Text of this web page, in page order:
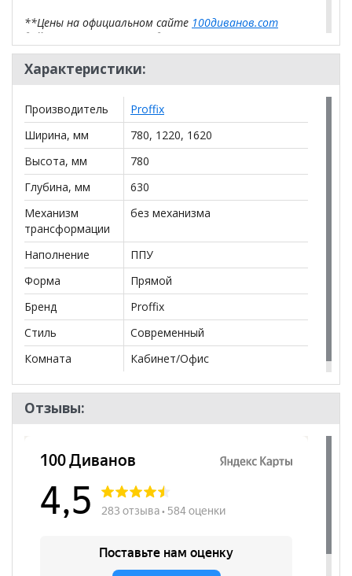
**Цены на официальном сайте 100диванов.com
действительны только для интернет-магазина
могут отличаться от цен в розничных магазинах-
салонах сети!
Характеристики:
Производитель
Proffix
Ширина, мм
780, 1220, 1620
Высота, мм
780
Глубина, мм
630
Механизм
трансформации
без механизма
Наполнение
ППУ
Форма
Прямой
Бренд
Proffix
Стиль
Современный
Комната
Кабинет/Офис
Отзывы: